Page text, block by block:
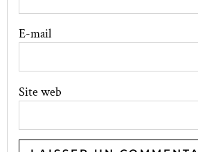
E-mail
Site web